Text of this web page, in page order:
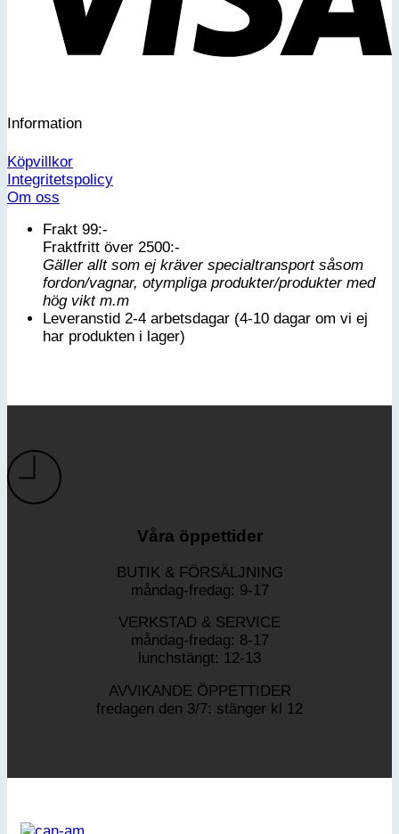
Information
Köpvillkor
Integritetspolicy
Om oss
Frakt 99:-
Fraktfritt över 2500:-
Gäller allt som ej kräver specialtransport såsom
fordon/vagnar, otympliga produkter/produkter med
hög vikt m.m
Leveranstid 2-4 arbetsdagar (4-10 dagar om vi ej
har produkten i lager)
Våra öppettider
BUTIK & FÖRSÄLJNING
måndag-fredag: 9-17
VERKSTAD & SERVICE
måndag-fredag: 8-17
lunchstängt: 12-13
AVVIKANDE ÖPPETTIDER
fredagen den 3/7: stänger kl 12